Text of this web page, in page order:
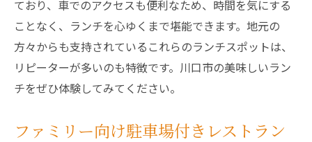
駐車場完備で安心の川口市ランチスポット
川口市の駐車場付きランチ特集
駐車場が豊富なランチ店の魅力
地元食材を活用川口市の駐車場完備ランチガイ
新鮮食材で楽しむ駐車場付きランチ
ており、車でのアクセスも便利なため、時間を気にする
ことなく、ランチを心ゆくまで堪能できます。地元の
方々からも支持されているこれらのランチスポットは、
リピーターが多いのも特徴です。川口市の美味しいラン
チをぜひ体験してみてください。
ファミリー向け駐車場付きレストラン